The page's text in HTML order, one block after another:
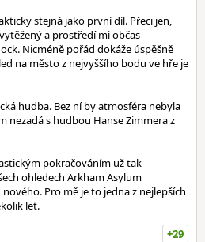
stejná jako první díl. Přeci jen,
a prostředí mi občas
Nicméně pořád dokáže úspěšně
na město z nejvyššího bodu ve hře je
hudba. Bez ní by atmosféra nebyla
nezadá s hudbou Hanse Zimmera z
pokračováním už tak
ohledech Arkham Asylum
Pro mě je to jedna z nejlepších
let.
+29